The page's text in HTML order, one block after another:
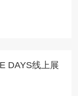
DAYS线上展